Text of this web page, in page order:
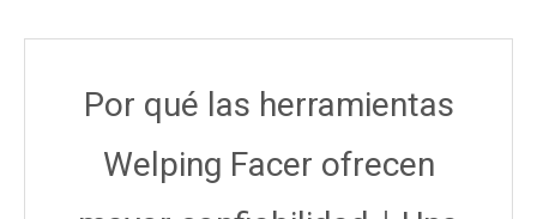
Por qué las herramientas
Welping Facer ofrecen